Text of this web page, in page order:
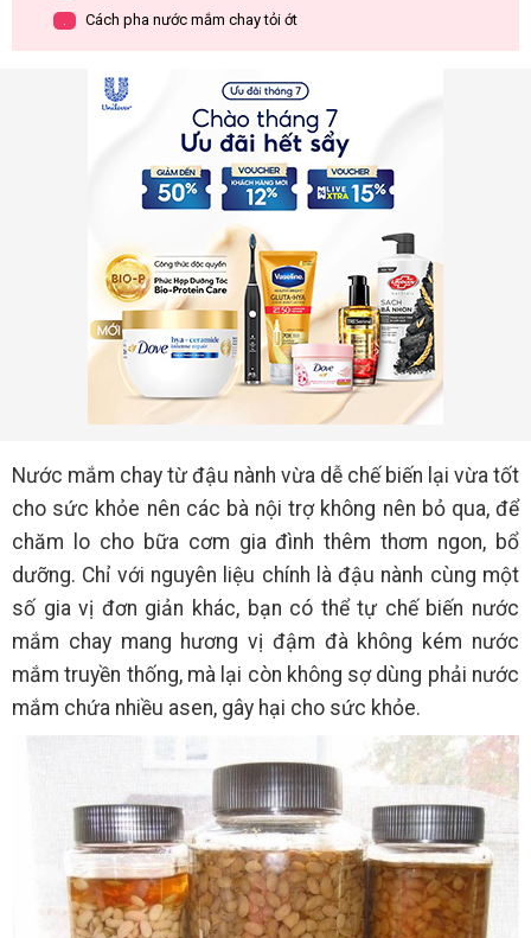
. Cách pha nước mắm chay tỏi ớt
Nước mắm chay từ đậu nành vừa dễ chế biến lại vừa tốt
cho sức khỏe nên các bà nội trợ không nên bỏ qua, để
chăm lo cho bữa cơm gia đình thêm thơm ngon, bổ
dưỡng. Chỉ với nguyên liệu chính là đậu nành cùng một
số gia vị đơn giản khác, bạn có thể tự chế biến nước
mắm chay mang hương vị đậm đà không kém nước
mắm truyền thống, mà lại còn không sợ dùng phải nước
mắm chứa nhiều asen, gây hại cho sức khỏe.